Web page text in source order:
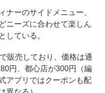
ーのサイドメニュー、
ニーズに合わせて楽しん
している。
販売しており、価格は通
円、都心店が300円（編
アプリではクーポンも配